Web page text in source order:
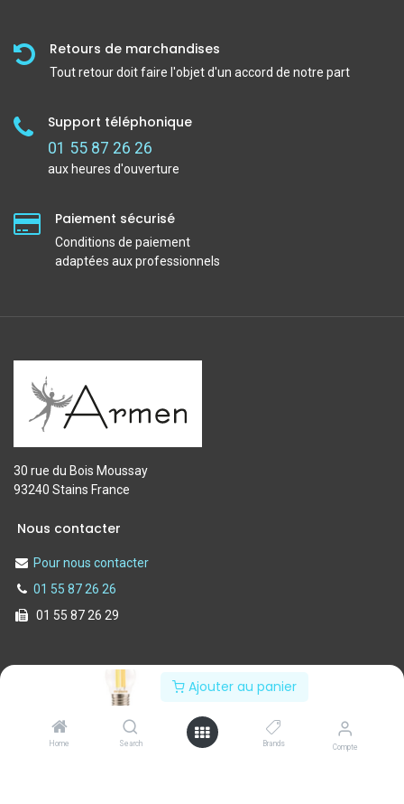
Ajouter au panier
Home Search Brands Compte
Retours de marchandises
Tout retour doit faire l'objet d'un accord de notre part
Support téléphonique
01 55 87 26 26
aux heures d'ouverture
Paiement sécurisé
Conditions de paiement
adaptées aux professionnels
30 rue du Bois Moussay
93240 Stains France
Nous contacter
Pour nous contacter
01 55 87 26 26
01 55 87 26 29
A propos de nous
Conditions d'utilisation